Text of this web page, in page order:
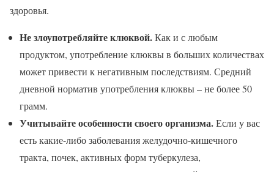
здоровья.
Не злоупотребляйте клюквой.Как и с любым
продуктом, употребление клюквы в больших количествах
может привести к негативным последствиям. Средний
дневной норматив употребления клюквы – не более 50
грамм.
Учитывайте особенности своего организма.Если у вас
есть какие-либо заболевания желудочно-кишечного
тракта, почек, активных форм туберкулеза,